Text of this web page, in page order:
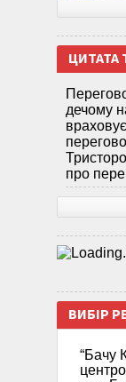
дечому
про
ВИБІР
“Бачу